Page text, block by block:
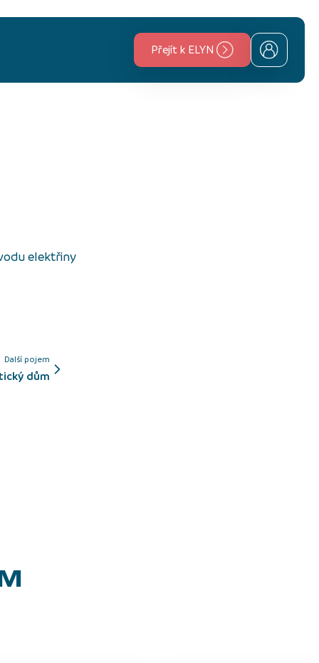
Přejít k ELYN
elektřiny
Další pojem
dům